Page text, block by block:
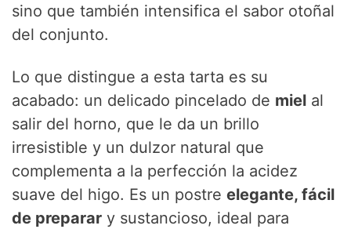
sino que también intensifica el sabor otoñal
del conjunto.
Lo que distingue a esta tarta es su
acabado: un delicado pincelado de miel al
salir del horno, que le da un brillo
irresistible y un dulzor natural que
complementa a la perfección la acidez
suave del higo. Es un postreelegante, fácil
de preparar y sustancioso, ideal para